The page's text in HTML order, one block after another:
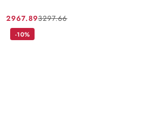
Cena
promocyjna:
2967.89
Cena
przed
3297.66
-10%